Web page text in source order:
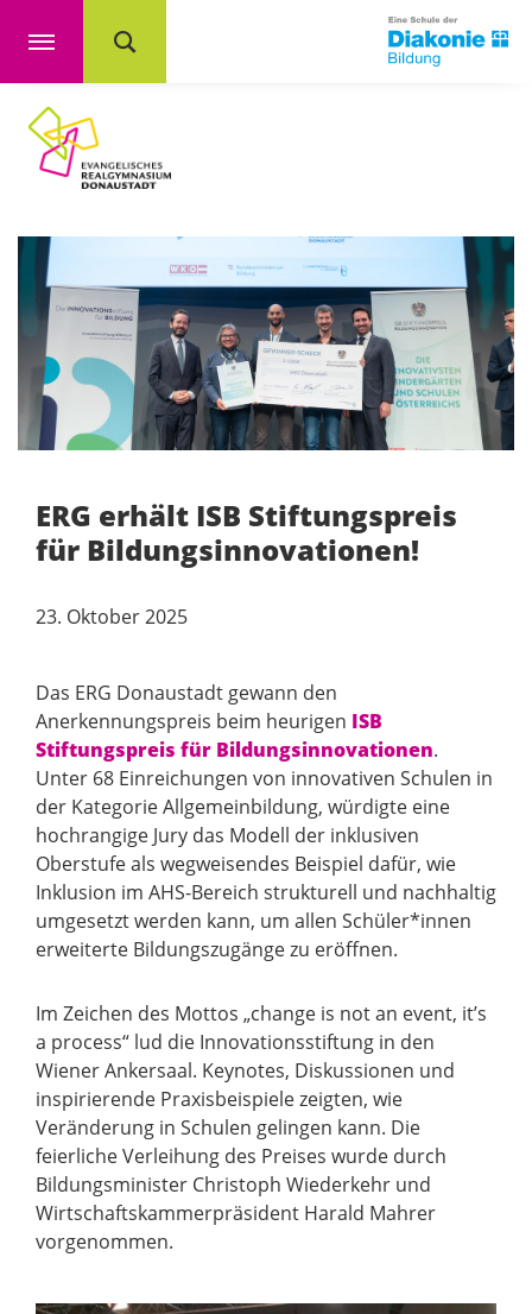
ERG erhält ISB Stiftungspreis
für Bildungsinnovationen!
23. Oktober 2025
Das ERG Donaustadt gewann den
Anerkennungspreis beim heurigen ISB
Stiftungspreis für Bildungsinnovationen.
Unter 68 Einreichungen von innovativen Schulen in
der Kategorie Allgemeinbildung, würdigte eine
hochrangige Jury das Modell der inklusiven
Oberstufe als wegweisendes Beispiel dafür, wie
Inklusion im AHS-Bereich strukturell und nachhaltig
umgesetzt werden kann, um allen Schüler*innen
erweiterte Bildungszugänge zu eröffnen.
Im Zeichen des Mottos „change is not an event, it’s
a process“ lud die Innovationsstiftung in den
Wiener Ankersaal. Keynotes, Diskussionen und
inspirierende Praxisbeispiele zeigten, wie
Veränderung in Schulen gelingen kann. Die
feierliche Verleihung des Preises wurde durch
Bildungsminister Christoph Wiederkehr und
Wirtschaftskammerpräsident Harald Mahrer
vorgenommen.